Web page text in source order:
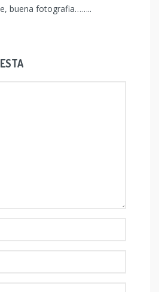
buena fotografia……..